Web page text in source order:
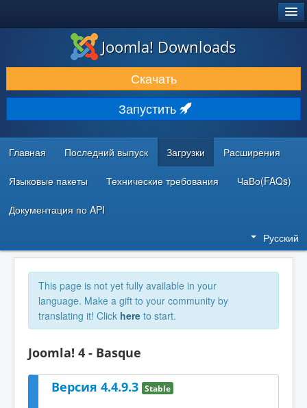
ЗАГРУЗКИ И РАСШИРЕНИЯ
ДОКУМЕНТАЦИЯ И ОБУЧЕНИЕ
СООБЩЕСТВО И ПОДДЕРЖКА
РЕСУРСЫ ДЛЯ РАЗРАБОТЧИКОВ
Joomla! Downloads
Скачать
Запустить
Главная Последний выпуск Загрузки Расширения
Языковые пакеты Технические требования ЧаВо(FAQs)
Документация по API
Русский
This page is not yet fully available in your
language. Make a gift to your community by
translating it! Click here to start.
Joomla! 4 - Basque
Версия 4.4.9.3 Stable